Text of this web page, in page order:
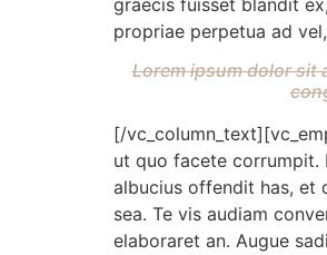
graecis fuisset blandit
propriae perpetua ad
Lorem ipsum dolor sit
[/
ut quo facete corrumpit.
albucius offendit has, et
sea. Te vis audiam
elaboraret an. Augue